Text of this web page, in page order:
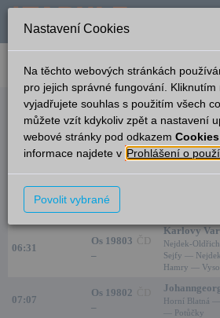
verze: 2.0.6 podpora: help-tabule@oltis.cz
English
Odjezdy
Pernink
Čas/Aktuální Vlak/Linka Cíl/Přes
05:28
Os 19800
06:31
Os 19803 ČD
–
Karlovy
Nejdek-
Sejfy —
Hamry —
07:07
Os 19802
–
Horní Blatná —
— Potůčky
Nastavení Cookies
Na těchto webových stránkách
pro jejich správné fungování. Kliknutím
vyjadřujete souhlas s použitím všech
můžete vzít kdykoliv zpět a nastavení
webové stránky pod odkazem Cookies
informace najdete v Prohlášení o
Povolit vybrané